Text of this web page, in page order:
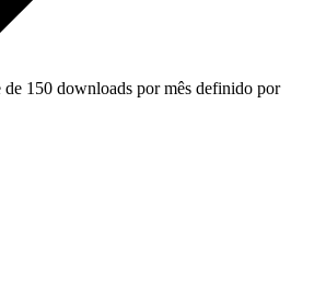
150 downloads por mês definido por